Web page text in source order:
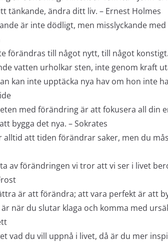
tänkande, ändra ditt liv. – Ernest Holmes
är inte dödligt, men misslyckande
förändras till något nytt, till något
vatten urholkar sten, inte genom kraft
kan inte upptäcka nya hav om hon inte
med förändring är att fokusera all din
bygga det nya. – Sokrates
alltid att tiden förändrar saker, men du
av förändringen vi tror att vi ser i livet
är att förändra; att vara perfekt är att
när du slutar klaga och komma med
vad du vill uppnå i livet, då är du mer